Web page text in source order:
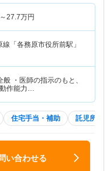
27.7万円
「各務原市役所前駅」
・医師の指示のもと、
作能力…
住宅手当・補助 託児所・
い合わせる